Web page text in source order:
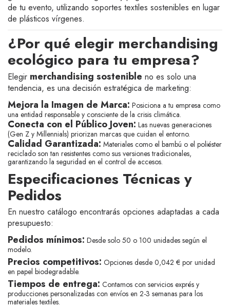
de tu evento, utilizando soportes textiles sostenibles en lugar
de plásticos vírgenes.
¿Por qué elegir merchandising
ecológico para tu empresa?
Elegir merchandising sostenible no es solo una
tendencia, es una decisión estratégica de marketing:
Mejora la Imagen de Marca: Posiciona a tu empresa como
una entidad responsable y consciente de la crisis climática.
Conecta con el Público Joven: Las nuevas generaciones
(Gen Z y Millennials) priorizan marcas que cuidan el entorno.
Calidad Garantizada: Materiales como el bambú o el poliéster
reciclado son tan resistentes como sus versiones tradicionales,
garantizando la seguridad en el control de accesos.
Especificaciones Técnicas y
Pedidos
En nuestro catálogo encontrarás opciones adaptadas a cada
presupuesto:
Pedidos mínimos: Desde solo 50 o 100 unidades según el
modelo.
Precios competitivos: Opciones desde 0,042 € por unidad
en papel biodegradable.
Tiempos de entrega: Contamos con servicios exprés y
producciones personalizadas con envíos en 2-3 semanas para los
materiales textiles.